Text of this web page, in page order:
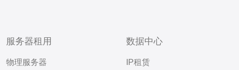
服务器租用
物理服务器
数据中心
IP租赁